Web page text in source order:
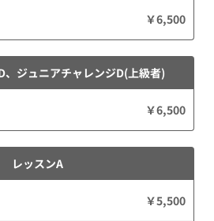
￥6,500
、ジュニアチャレンジD(上級者)
￥6,500
レッスンA
￥5,500